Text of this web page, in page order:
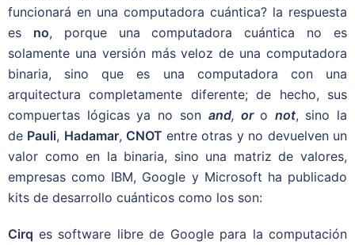
funcionará en una computadora cuántica? la respuesta
es no, porque una computadora cuántica no es
solamente una versión más veloz de una computadora
binaria, sino que es una computadora con una
arquitectura completamente diferente; de hecho, sus
compuertas lógicas ya no son and,or o not, sino la
de Pauli, Hadamar, CNOT entre otras y no devuelven un
valor como en la binaria, sino una matriz de valores,
empresas como IBM, Google y Microsoft ha publicado
kits de desarrollo cuánticos como los son:
Cirq es software libre de Google para la computación